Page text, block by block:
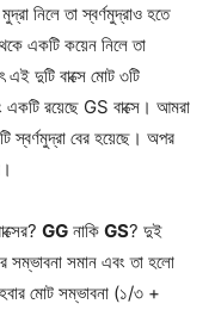
নিলে তা স্বর্ণমুদ্রাও হতে
একটি কয়েন নিলে তা
এই দুটি বাক্সে মোট ৩টি
একটি রয়েছে GS বাক্সে। আমরা
স্বর্ণমুদ্রা বের হয়েছে। অপর
GG নাকি GS? দুই
সম্ভাবনা সমান এবং তা হলো
হবার মোট সম্ভাবনা (১/৩ +